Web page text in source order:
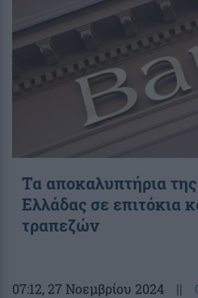
Τα αποκαλυπτήρια
Ελλάδας σε επιτόκια
τραπεζών
07:12, 27 Νοεμβρίου 2024 ||